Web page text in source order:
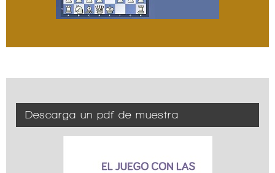
Descarga un pdf de muestra